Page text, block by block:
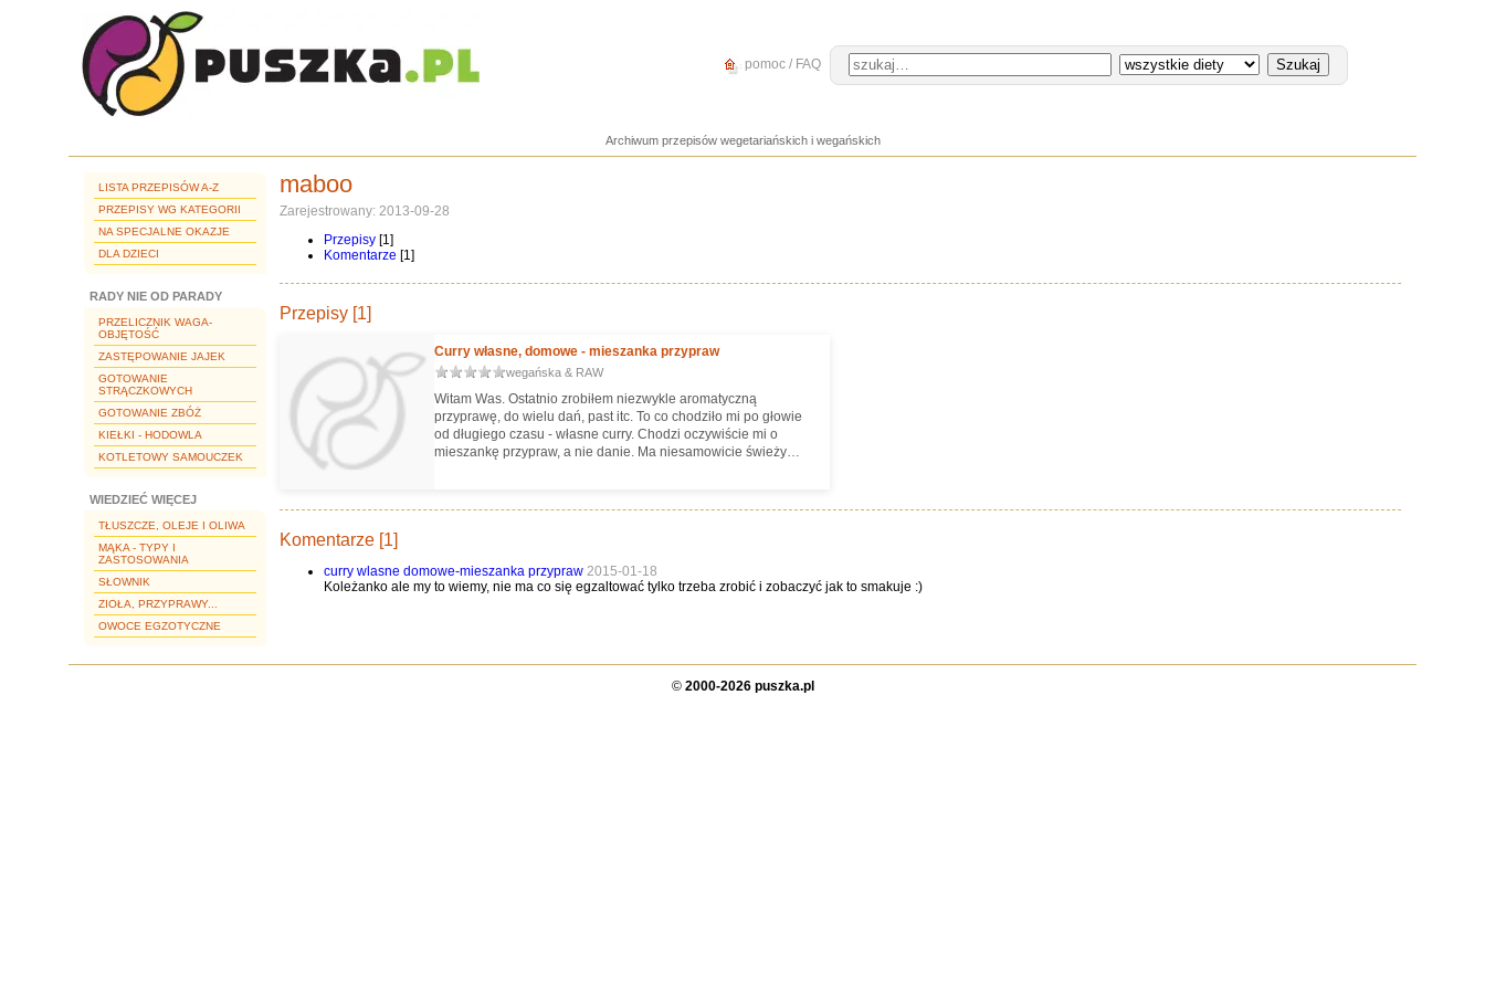
pomoc / FAQ
Archiwum przepisów wegetariańskich i wegańskich
LISTA PRZEPISÓW A-Z
PRZEPISY WG KATEGORII
NA SPECJALNE OKAZJE
DLA DZIECI
RADY NIE OD PARADY
PRZELICZNIK WAGA-
OBJĘTOŚĆ
ZASTĘPOWANIE JAJEK
GOTOWANIE
STRĄCZKOWYCH
GOTOWANIE ZBÓŻ
KIEŁKI - HODOWLA
KOTLETOWY SAMOUCZEK
WIEDZIEĆ WIĘCEJ
TŁUSZCZE, OLEJE I OLIWA
MĄKA - TYPY I
ZASTOSOWANIA
SŁOWNIK
ZIOŁA, PRZYPRAWY...
OWOCE EGZOTYCZNE
maboo
Zarejestrowany: 2013-09-28
Przepisy [1]
Komentarze [1]
Przepisy [1]
Curry własne, domowe - mieszanka przypraw
wegańska & RAW
Witam Was. Ostatnio zrobiłem niezwykle aromatyczną
przyprawę, do wielu dań, past itc. To co chodziło mi po głowie
od długiego czasu - własne curry. Chodzi oczywiście mi o
mieszankę przypraw, a nie danie. Ma niesamowicie świeży
Komentarze [1]
curry wlasne domowe-mieszanka przypraw 2015-01-18
Koleżanko ale my to wiemy, nie ma co się egzaltować tylko trzeba zrobić i zobaczyć jak to smakuje :)
© 2000-2026 puszka.pl